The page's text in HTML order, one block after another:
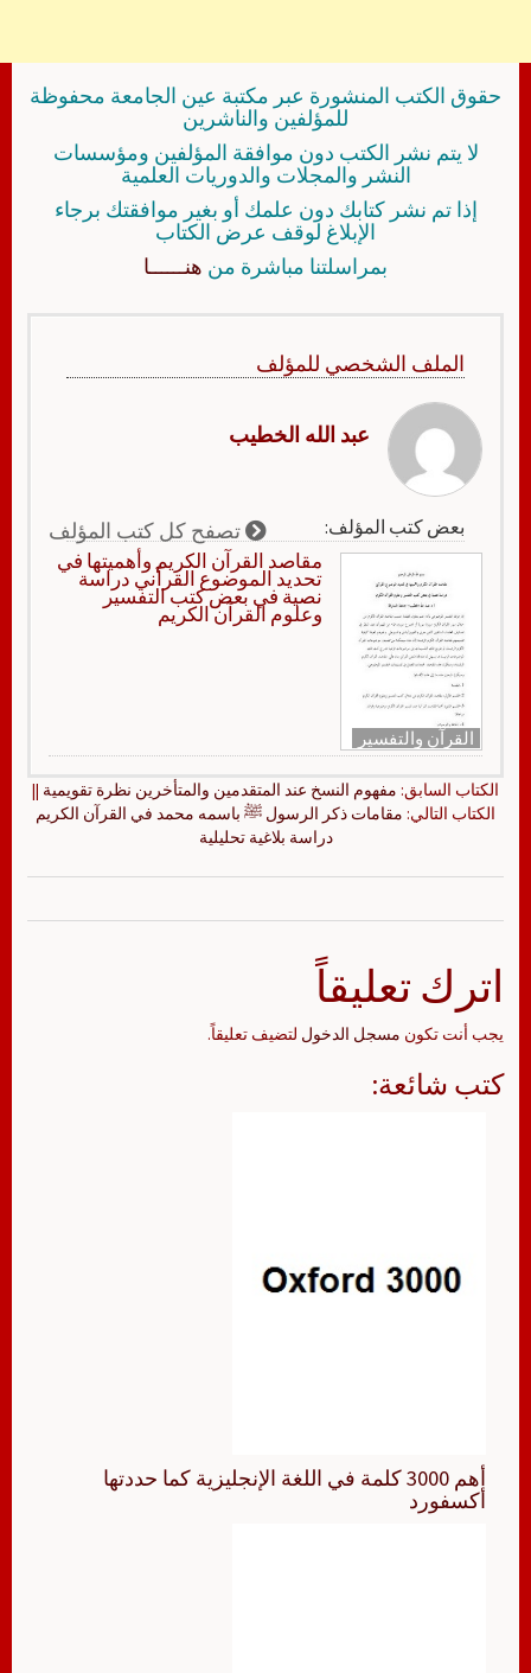
حقوق الكتب المنشورة عبر مكتبة عين الجامعة محفوظة
للمؤلفين والناشرين
لا يتم نشر الكتب دون موافقة المؤلفين ومؤسسات
النشر والمجلات والدوريات العلمية
إذا تم نشر كتابك دون علمك أو بغير موافقتك برجاء
الإبلاغ لوقف عرض الكتاب
بمراسلتنا مباشرة من هنــــــا
الملف الشخصي للمؤلف
عبد الله الخطيب
بعض كتب المؤلف: تصفح كل كتب المؤلف
القرآن والتفسير
مقاصد القرآن الكريم وأهميتها في
تحديد الموضوع القرآني دراسة
نصية في بعض كتب التفسير
وعلوم القرآن الكريم
الكتاب السابق: مفهوم النسخ عند المتقدمين والمتأخرين نظرة تقويمية ||
الكتاب التالي: مقامات ذكر الرسول ﷺ باسمه محمد في القرآن الكريم
دراسة بلاغية تحليلية
اترك تعليقاً
يجب أنت تكون مسجل الدخول لتضيف تعليقاً.
كتب شائعة:
أهم 3000 كلمة في اللغة الإنجليزية كما حددتها
أكسفورد